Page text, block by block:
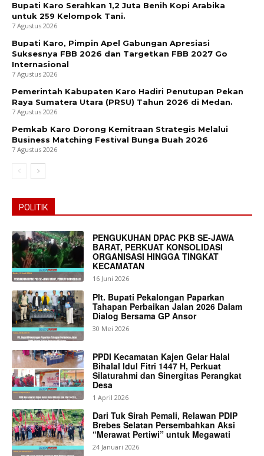
News Week
Magazine PRO
Bupati Karo Serahkan 1,2 Juta Benih Kopi Arabika
untuk 259 Kelompok Tani.
7 Agustus 2026
Bupati Karo, Pimpin Apel Gabungan Apresiasi
Suksesnya FBB 2026 dan Targetkan FBB 2027 Go
Internasional
7 Agustus 2026
Pemerintah Kabupaten Karo Hadiri Penutupan Pekan
Raya Sumatera Utara (PRSU) Tahun 2026 di Medan.
7 Agustus 2026
Pemkab Karo Dorong Kemitraan Strategis Melalui
Business Matching Festival Bunga Buah 2026
7 Agustus 2026
POLITIK
PENGUKUHAN DPAC PKB SE-JAWA
BARAT, PERKUAT KONSOLIDASI
ORGANISASI HINGGA TINGKAT
KECAMATAN
16 Juni 2026
Plt. Bupati Pekalongan Paparkan
Tahapan Perbaikan Jalan 2026 Dalam
Dialog Bersama GP Ansor
30 Mei 2026
PPDI Kecamatan Kajen Gelar Halal
Bihalal Idul Fitri 1447 H, Perkuat
Silaturahmi dan Sinergitas Perangkat
Desa
1 April 2026
Dari Tuk Sirah Pemali, Relawan PDIP
Brebes Selatan Persembahkan Aksi
“Merawat Pertiwi” untuk Megawati
24 Januari 2026